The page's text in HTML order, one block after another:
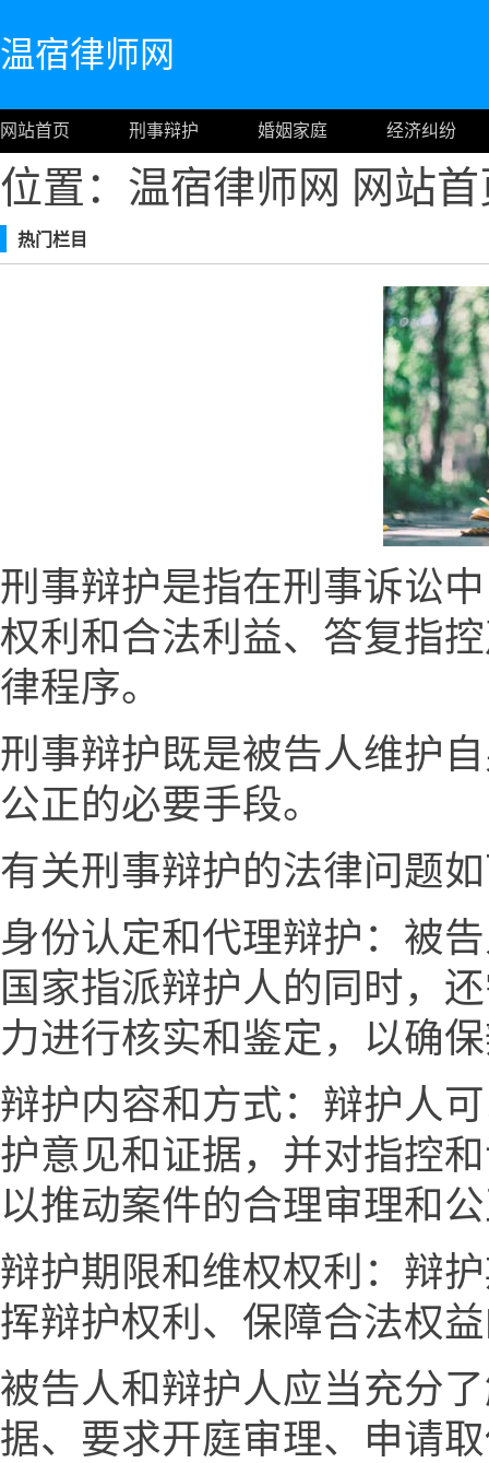
温宿律师网
网站首页 刑事辩护 婚姻家庭 经济纠纷
位置：温宿律师网 网站
热门栏目
刑事辩护是指在刑事诉讼
权利和合法利益、答复指
律程序。
刑事辩护既是被告人维护
公正的必要手段。
有关刑事辩护的法律问题
身份认定和代理辩护：被
国家指派辩护人的同时，
力进行核实和鉴定，以确
辩护内容和方式：辩护人
护意见和证据，并对指控
以推动案件的合理审理和
辩护期限和维权权利：辩
挥辩护权利、保障合法权
被告人和辩护人应当充分
据、要求开庭审理、申请